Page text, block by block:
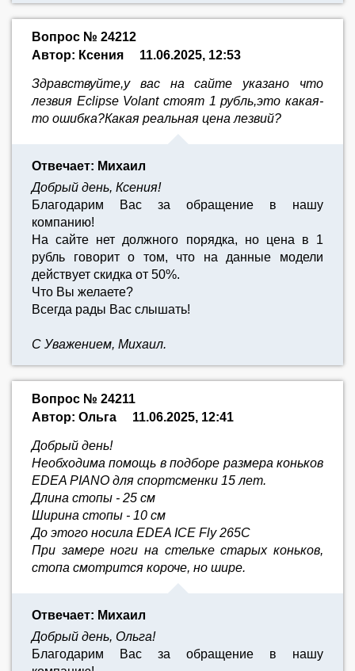
Вопрос № 24212
Автор: Ксения
11.06.2025, 12:53
Здравствуйте,у вас на сайте указано что
лезвия Eclipse Volant стоят 1 рубль,это какая-
то ошибка?Какая реальная цена лезвий?
Отвечает: Михаил
Добрый день, Ксения!
Благодарим Вас за обращение в нашу
компанию!
На сайте нет должного порядка, но цена в 1
рубль говорит о том, что на данные модели
действует скидка от 50%.
Что Вы желаете?
Всегда рады Вас слышать!
С Уважением, Михаил.
Вопрос № 24211
Автор: Ольга
11.06.2025, 12:41
Добрый день!
Необходима помощь в подборе размера коньков
EDEA PIANO для спортсменки 15 лет.
Длина стопы - 25 см
Ширина стопы - 10 см
До этого носила EDEA ICE Fly 265C
При замере ноги на стельке старых коньков,
стопа смотрится короче, но шире.
Отвечает: Михаил
Добрый день, Ольга!
Благодарим Вас за обращение в нашу